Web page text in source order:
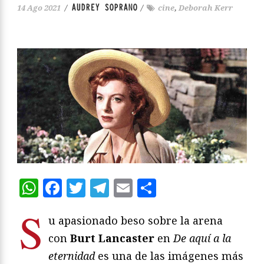
14 Ago 2021 / AUDREY SOPRANO / cine, Deborah Kerr
WhatsApp
Facebook
Twitter
Telegram
Email
S u apasionado beso sobre la arena
con Burt Lancaster enDe aquí a la
eternidad es una de las imágenes más